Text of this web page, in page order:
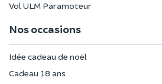
Vol ULM Paramoteur
Nos occasions
Idée cadeau de noël
Cadeau 18 ans